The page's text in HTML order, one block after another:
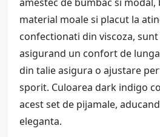
material moale si placut la
confectionati din viscoza,
asigurand un confort de
din talie asigura o ajustare
sporit. Culoarea dark indigo
acest set de pijamale,
eleganta.